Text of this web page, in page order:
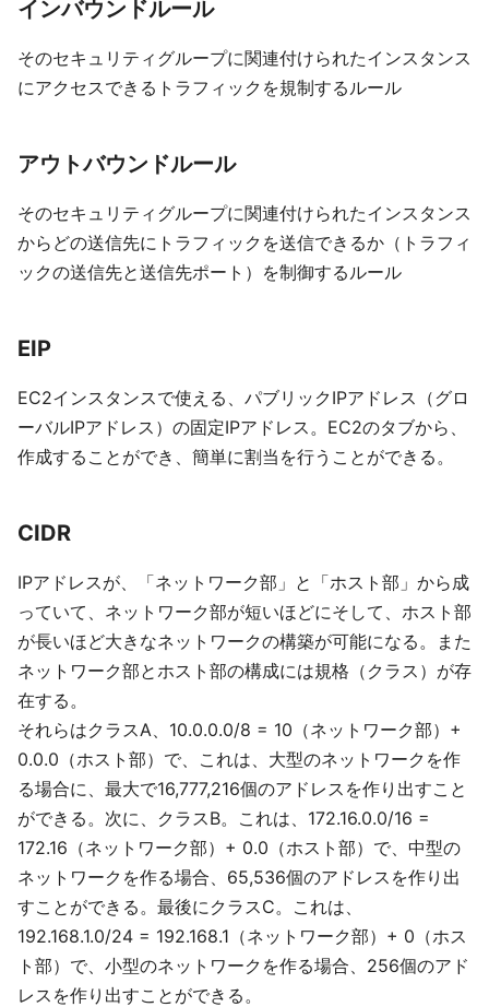
インバウンドルール
そのセキュリティグループに関連付けられたインスタンス
にアクセスできるトラフィックを規制するルール
アウトバウンドルール
そのセキュリティグループに関連付けられたインスタンス
からどの送信先にトラフィックを送信できるか（トラフィ
ックの送信先と送信先ポート）を制御するルール
EIP
EC2インスタンスで使える、パブリックIPアドレス（グロ
ーバルIPアドレス）の固定IPアドレス。EC2のタブから、
作成することができ、簡単に割当を行うことができる。
CIDR
IPアドレスが、「ネットワーク部」と「ホスト部」から成
っていて、ネットワーク部が短いほどにそして、ホスト部
が長いほど大きなネットワークの構築が可能になる。また
ネットワーク部とホスト部の構成には規格（クラス）が存
在する。
それらはクラスA、10.0.0.0/8 = 10（ネットワーク部）+
0.0.0（ホスト部）で、これは、大型のネットワークを作
る場合に、最大で16,777,216個のアドレスを作り出すこと
ができる。次に、クラスB。これは、172.16.0.0/16 =
172.16（ネットワーク部）+ 0.0（ホスト部）で、中型の
ネットワークを作る場合、65,536個のアドレスを作り出
すことができる。最後にクラスC。これは、
192.168.1.0/24 = 192.168.1（ネットワーク部）+ 0（ホス
ト部）で、小型のネットワークを作る場合、256個のアド
レスを作り出すことができる。